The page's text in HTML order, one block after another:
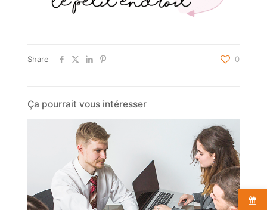
Share 0
Ça pourrait vous intéresser